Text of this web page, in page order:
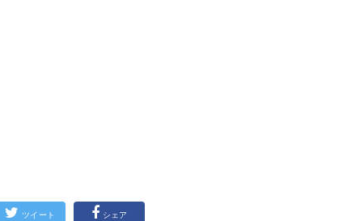
ツイート シェア